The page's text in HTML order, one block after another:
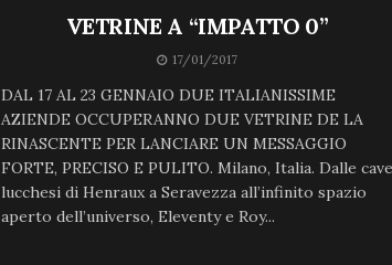
VETRINE A “IMPATTO 0”
17/01/2017
DAL 17 AL 23 GENNAIO DUE ITALIANISSIME
AZIENDE OCCUPERANNO DUE VETRINE DE LA
RINASCENTE PER LANCIARE UN MESSAGGIO
FORTE, PRECISO E PULITO. Milano, Italia. Dalle cave
lucchesi di Henraux a Seravezza all’infinito spazio
aperto dell’universo, Eleventy e Roy...